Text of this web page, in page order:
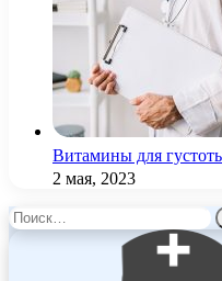
Витамины для
2 мая, 2023
Найти: